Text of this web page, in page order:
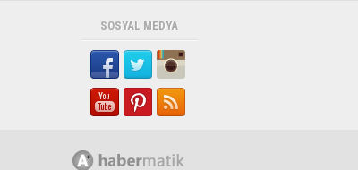
SOSYAL MEDYA